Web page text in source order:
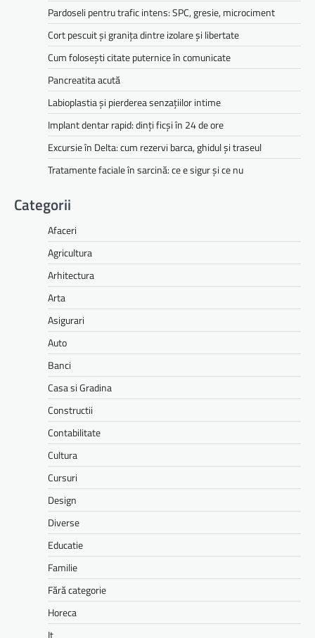
Pardoseli pentru trafic intens: SPC, gresie, microciment
Cort pescuit și granița dintre izolare și libertate
Cum folosești citate puternice în comunicate
Pancreatita acută
Labioplastia și pierderea senzațiilor intime
Implant dentar rapid: dinți ficși în 24 de ore
Excursie în Delta: cum rezervi barca, ghidul și traseul
Tratamente faciale în sarcină: ce e sigur și ce nu
Categorii
Afaceri
Agricultura
Arhitectura
Arta
Asigurari
Auto
Banci
Casa si Gradina
Constructii
Contabilitate
Cultura
Cursuri
Design
Diverse
Educatie
Familie
Fără categorie
Horeca